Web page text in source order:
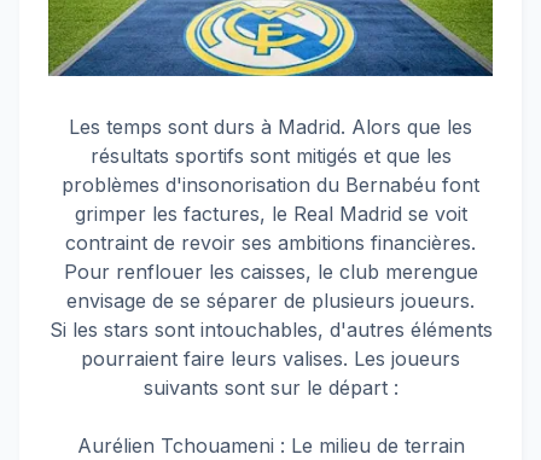
Les temps sont durs à Madrid. Alors que les
résultats sportifs sont mitigés et que les
problèmes d'insonorisation du Bernabéu font
grimper les factures, le Real Madrid se voit
contraint de revoir ses ambitions financières.
Pour renflouer les caisses, le club merengue
envisage de se séparer de plusieurs joueurs.
Si les stars sont intouchables, d'autres éléments
pourraient faire leurs valises. Les joueurs
suivants sont sur le départ :
Aurélien Tchouameni : Le milieu de terrain